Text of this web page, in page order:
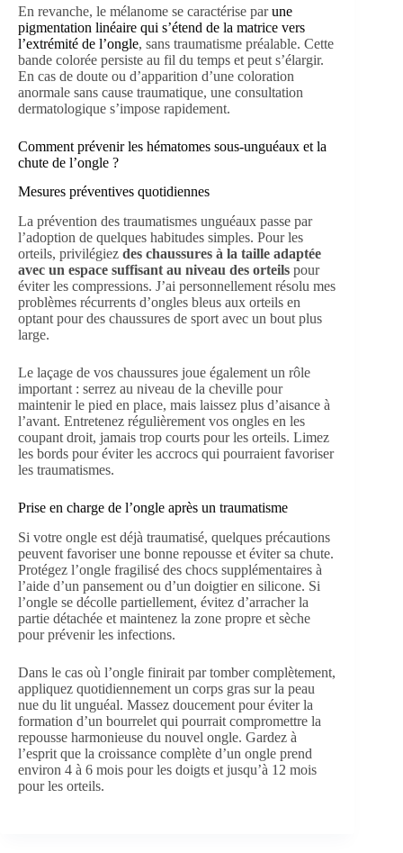
En revanche, le mélanome se caractérise parune
pigmentation linéaire qui s’étend de la matrice vers
l’extrémité de l’ongle, sans traumatisme préalable. Cette
bande colorée persiste au fil du temps et peut s’élargir.
En cas de doute ou d’apparition d’une coloration
anormale sans cause traumatique, une consultation
dermatologique s’impose rapidement.
Comment prévenir les hématomes sous-unguéaux et la
chute de l’ongle ?
Mesures préventives quotidiennes
La prévention des traumatismes unguéaux passe par
l’adoption de quelques habitudes simples. Pour les
orteils, privilégiez des chaussures à la taille adaptée
avec un espace suffisant au niveau des orteils pour
éviter les compressions. J’ai personnellement résolu mes
problèmes récurrents d’ongles bleus aux orteils en
optant pour des chaussures de sport avec un bout plus
large.
Le laçage de vos chaussures joue également un rôle
important : serrez au niveau de la cheville pour
maintenir le pied en place, mais laissez plus d’aisance à
l’avant. Entretenez régulièrement vos ongles en les
coupant droit, jamais trop courts pour les orteils. Limez
les bords pour éviter les accrocs qui pourraient favoriser
les traumatismes.
Prise en charge de l’ongle après un traumatisme
Si votre ongle est déjà traumatisé, quelques précautions
peuvent favoriser une bonne repousse et éviter sa chute.
Protégez l’ongle fragilisé des chocs supplémentaires à
l’aide d’un pansement ou d’un doigtier en silicone. Si
l’ongle se décolle partiellement, évitez d’arracher la
partie détachée et maintenez la zone propre et sèche
pour prévenir les infections.
Dans le cas où l’ongle finirait par tomber complètement,
appliquez quotidiennement un corps gras sur la peau
nue du lit unguéal. Massez doucement pour éviter la
formation d’un bourrelet qui pourrait compromettre la
repousse harmonieuse du nouvel ongle. Gardez à
l’esprit que la croissance complète d’un ongle prend
environ 4 à 6 mois pour les doigts et jusqu’à 12 mois
pour les orteils.